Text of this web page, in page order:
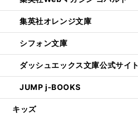
集英社オレンジ文庫
シフォン文庫
ダッシュエックス文庫公式サイト
JUMP j-BOOKS
キッズ